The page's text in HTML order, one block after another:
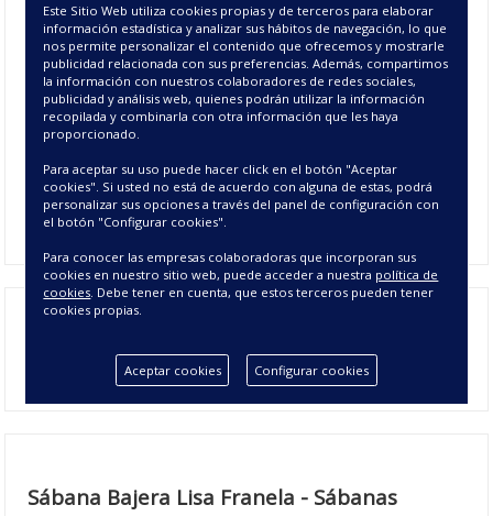
08 - VERDE
PISTACHO
10 - CELESTE
27 - PERLA
Disponible
Disponible Disponible
Disponible Disponible
Sábana Bajera Lisa Franela - Sábanas
Este Sitio Web utiliza cookies propias y de terceros para elaborar
información estadística y analizar sus hábitos de navegación, lo que
nos permite personalizar el contenido que ofrecemos y mostrarle
publicidad relacionada con sus preferencias. Además, compartimos
la información con nuestros colaboradores de redes sociales,
publicidad y análisis web, quienes podrán utilizar la información
recopilada y combinarla con otra información que les haya
proporcionado.
Para aceptar su uso puede hacer click en el botón "Aceptar
cookies". Si usted no está de acuerdo con alguna de estas, podrá
personalizar sus opciones a través del panel de configuración con
el botón "Configurar cookies".
Para conocer las empresas colaboradoras que incorporan sus
cookies en nuestro sitio web, puede acceder a nuestra política de
cookies . Debe tener en cuenta, que estos terceros pueden tener
cookies propias.
Aceptar cookies Configurar cookies